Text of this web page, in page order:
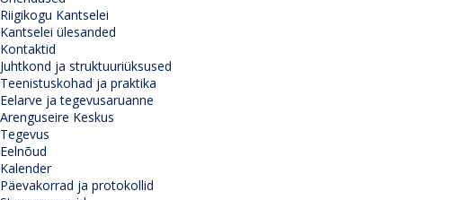
Riigikogu Kantselei
Kantselei ülesanded
Kontaktid
Juhtkond ja struktuuriüksused
Teenistuskohad ja praktika
Eelarve ja tegevusaruanne
Arenguseire Keskus
Tegevus
Eelnõud
Kalender
Päevakorrad ja protokollid